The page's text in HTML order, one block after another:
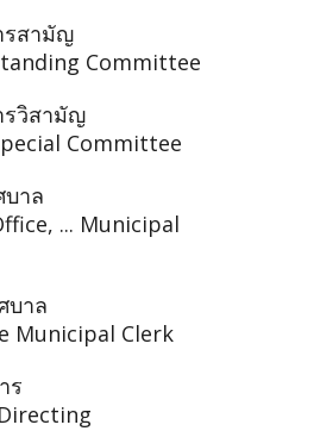
สามัญ
Committee
วิสามัญ
Committee
บาล
... Municipal
บาล
Municipal Clerk
ร